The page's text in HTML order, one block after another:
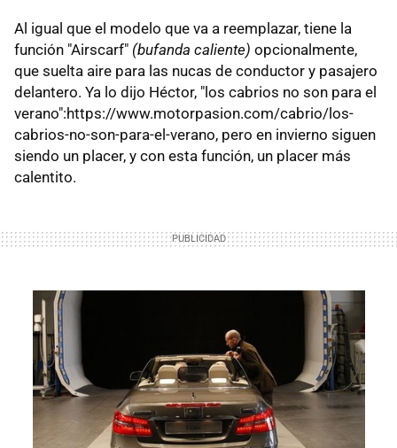
Al igual que el modelo que va a reemplazar, tiene la
función "Airscarf" (bufanda caliente) opcionalmente,
que suelta aire para las nucas de conductor y pasajero
delantero. Ya lo dijo Héctor, "los cabrios no son para el
verano":https://www.motorpasion.com/cabrio/los-
cabrios-no-son-para-el-verano, pero en invierno siguen
siendo un placer, y con esta función, un placer más
calentito.